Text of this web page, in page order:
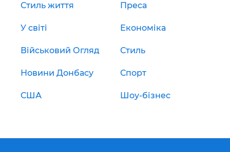
Стиль життя Преса
У світі Економіка
Військовий Огляд Стиль
Новини Донбасу Спорт
США Шоу-бізнес